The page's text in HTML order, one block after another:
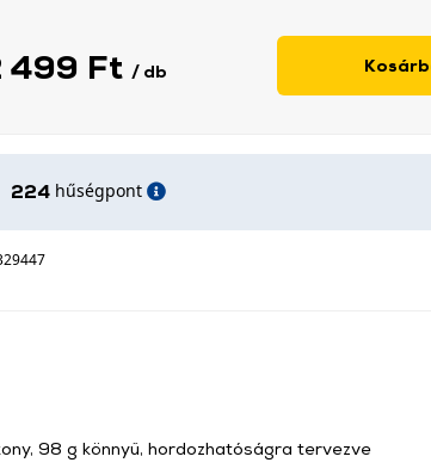
499 Ft / db
224 hűségpont
98 g könnyű, hordozhatóságra tervezve